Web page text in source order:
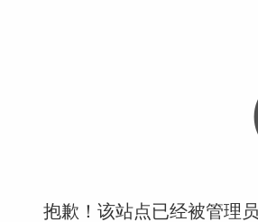
抱歉！该站点已经被管理